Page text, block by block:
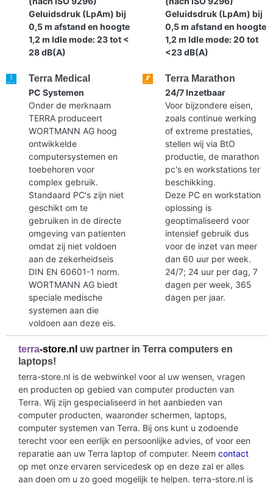
Geluidsdruk (LpAm) bij
0,5 m afstand en hoogte
1,2 m Idle mode: 23 tot <
28 dB(A)
Geluidsdruk (LpAm) bij
0,5 m afstand en hoogte
1,2 m Idle mode: 20 tot
<23 dB(A)
Terra Medical
PC Systemen
Onder de merknaam
TERRA produceert
WORTMANN AG hoog
ontwikkelde
computersystemen en
toebehoren voor
complex gebruik.
Standaard PC's zijn niet
geschikt om te
gebruiken in de directe
omgeving van patienten
omdat zij niet voldoen
aan de zekerheidseis
DIN EN 60601-1 norm.
WORTMANN AG biedt
speciale medische
systemen aan die
voldoen aan deze eis.
Terra Marathon
24/7 Inzetbaar
Voor bijzondere eisen,
zoals continue werking
of extreme prestaties,
stellen wij via BtO
productie, de marathon
pc's en workstations ter
beschikking.
Deze PC en workstation
oplossing is
geoptimaliseerd voor
intensief gebruik dus
voor de inzet van meer
dan 60 uur per week.
24/7; 24 uur per dag, 7
dagen per week, 365
dagen per jaar.
terra-store.nl uw partner in Terra computers en
laptops!
terra-store.nl is de webwinkel voor al uw wensen, vragen
en producten op gebied van computer producten van
Terra. Wij zijn gespecialiseerd in het aanbieden van
computer producten, waaronder schermen, laptops,
computer systemen van Terra. Bij ons kunt u zodoende
terecht voor een eerlijk en persoonlijke advies, of voor een
reparatie aan uw Terra laptop of computer. Neem contact
op met onze ervaren servicedesk op en deze zal er alles
aan doen om u zo goed mogelijk te helpen. terra-store.nl is